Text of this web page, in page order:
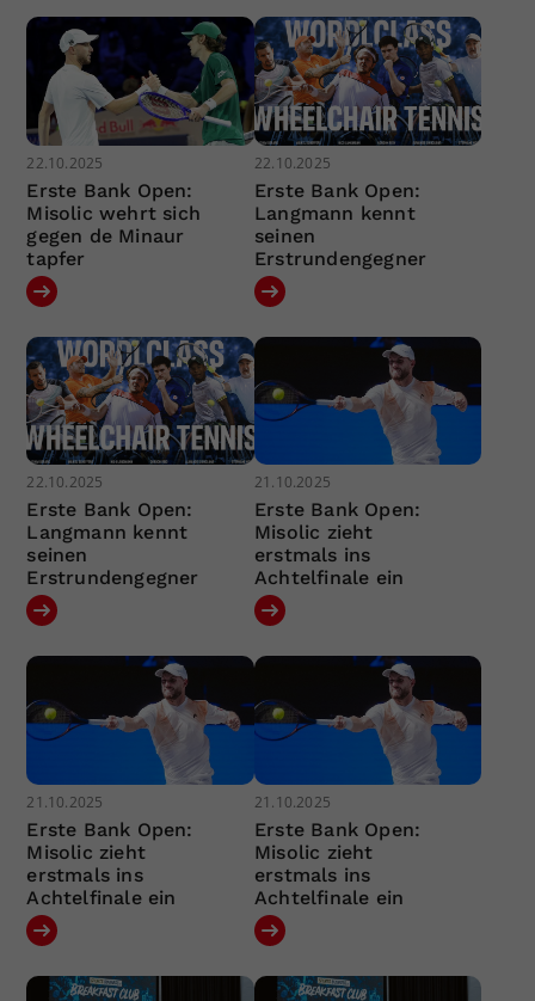
22.10.2025
Erste Bank Open:
Misolic wehrt sich
gegen de Minaur
tapfer
22.10.2025
Erste Bank Open:
Langmann kennt
seinen
Erstrundengegner
22.10.2025
Erste Bank Open:
Langmann kennt
seinen
Erstrundengegner
21.10.2025
Erste Bank Open:
Misolic zieht
erstmals ins
Achtelfinale ein
21.10.2025
Erste Bank Open:
Misolic zieht
erstmals ins
Achtelfinale ein
21.10.2025
Erste Bank Open:
Misolic zieht
erstmals ins
Achtelfinale ein